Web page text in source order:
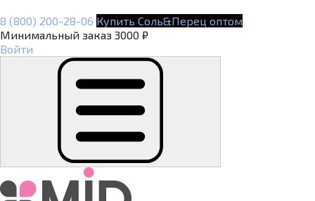
8 (800) 200-28-06 Купить Соль&Перец оптом
Минимальный заказ 3000 ₽
Войти